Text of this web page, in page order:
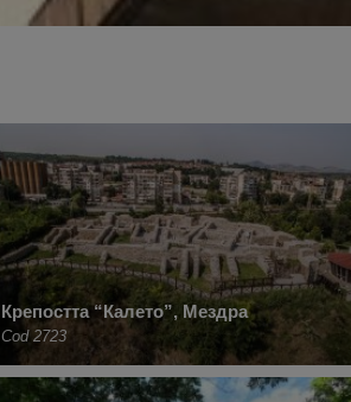
Крепостта “Калето”, Мездра
Cod 2723